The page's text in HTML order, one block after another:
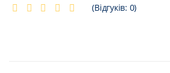
(Відгуків: 0)